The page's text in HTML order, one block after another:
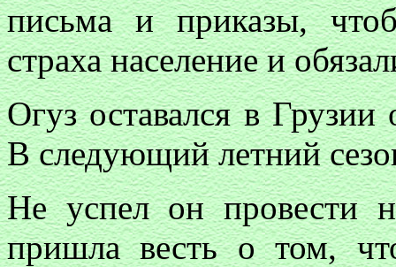
письма и приказы,
страха население и
Огуз оставался в
В следующий летний
Не успел он провести
пришла весть о том,